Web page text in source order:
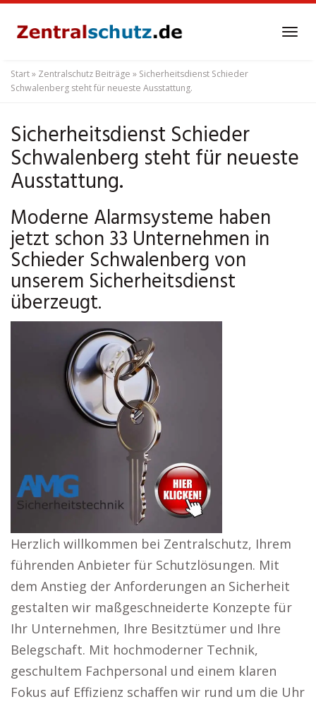
content
Start» Zentralschutz Beiträge » Sicherheitsdienst Schieder
Schwalenberg steht für neueste Ausstattung.
Sicherheitsdienst Schieder
Schwalenberg steht für neueste
Ausstattung.
Moderne Alarmsysteme haben
jetzt schon 33 Unternehmen in
Schieder Schwalenberg von
unserem Sicherheitsdienst
überzeugt.
Herzlich willkommen bei Zentralschutz, Ihrem
führenden Anbieter für Schutzlösungen. Mit
dem Anstieg der Anforderungen an Sicherheit
gestalten wir maßgeschneiderte Konzepte für
Ihr Unternehmen, Ihre Besitztümer und Ihre
Belegschaft. Mit hochmoderner Technik,
geschultem Fachpersonal und einem klaren
Fokus auf Effizienz schaffen wir rund um die Uhr